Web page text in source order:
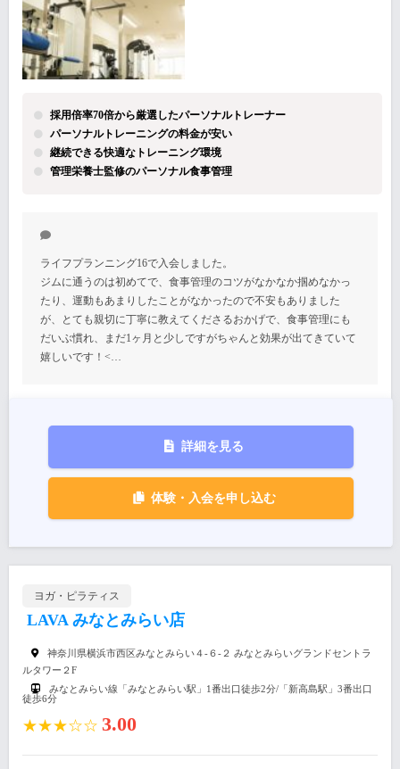
採用倍率70倍から厳選したパーソナルトレーナー
パーソナルトレーニングの料金が安い
継続できる快適なトレーニング環境
管理栄養士監修のパーソナル食事管理
ライフプランニング16で入会しました。
ジムに通うのは初めてで、食事管理のコツがなかなか掴めなかっ
たり、運動もあまりしたことがなかったので不安もありました
が、とても親切に丁寧に教えてくださるおかげで、食事管理にも
だいぶ慣れ、まだ1ヶ月と少しですがちゃんと効果が出てきていて
嬉しいです！<…
詳細を見る
体験・入会を申し込む
ヨガ・ピラティス
LAVA みなとみらい店
神奈川県横浜市西区みなとみらい４‐６‐２ みなとみらいグランドセントラ
ルタワー２F
みなとみらい線「みなとみらい駅」1番出口徒歩2分/「新高島駅」3番出口
徒歩6分
★★★☆☆ 3.00